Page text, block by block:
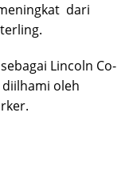
dari
Lincoln Co-
oleh